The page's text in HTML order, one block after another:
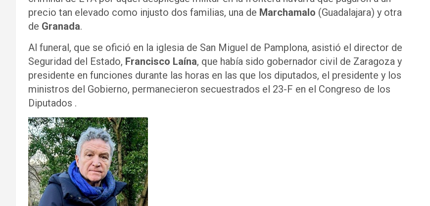
precio tan elevado como injusto dos familias, una de Marchamalo (Guadalajara) y otra
de Granada.
Al funeral, que se ofició en la iglesia de San Miguel de Pamplona, asistió el director de
Seguridad del Estado, Francisco Laína, que había sido gobernador civil de Zaragoza y
presidente en funciones durante las horas en las que los diputados, el presidente y los
ministros del Gobierno, permanecieron secuestrados el 23-F en el Congreso de los
Diputados .